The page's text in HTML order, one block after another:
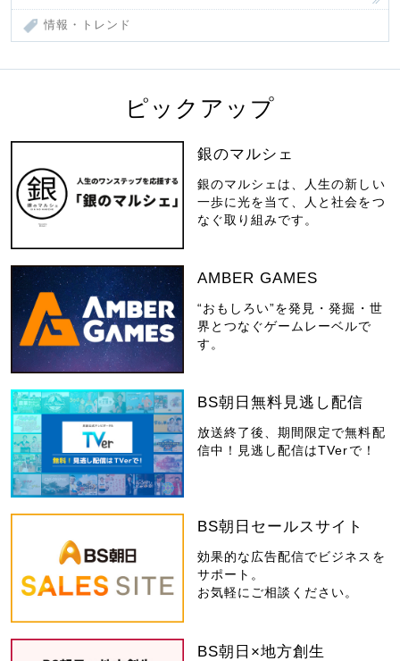
情報・トレンド
ピックアップ
銀のマルシェ
銀のマルシェは、人生の新しい
一歩に光を当て、人と社会をつ
なぐ取り組みです。
AMBER GAMES
“おもしろい”を発見・発掘・世
界とつなぐゲームレーベルで
す。
BS朝日無料見逃し配信
放送終了後、期間限定で無料配
信中！見逃し配信はTVerで！
BS朝日セールスサイト
効果的な広告配信でビジネスを
サポート。
お気軽にご相談ください。
BS朝日×地方創生